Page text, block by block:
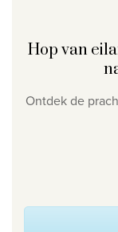
Hop van
Ontdek de